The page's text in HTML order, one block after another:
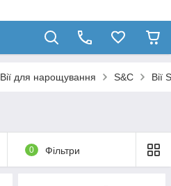
Вії для нарощування S&C Вії
0 Фільтри